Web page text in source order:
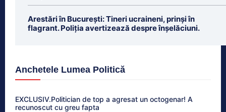
Arestări în București: Tineri ucraineni, prinși în
flagrant. Poliția avertizează despre înșelăciuni.
Anchetele Lumea Politică
EXCLUSIV.Politician de top a agresat un octogenar! A
recunoscut cu greu fapta